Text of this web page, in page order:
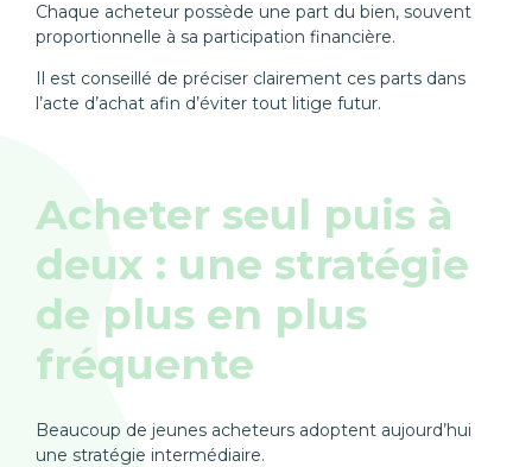
Chaque acheteur possède une part du bien, souvent
proportionnelle à sa participation financière.
Il est conseillé de préciser clairement ces parts dans
l’acte d’achat afin d’éviter tout litige futur.
Acheter seul puis à
deux : une stratégie
de plus en plus
fréquente
Beaucoup de jeunes acheteurs adoptent aujourd’hui
une stratégie intermédiaire.